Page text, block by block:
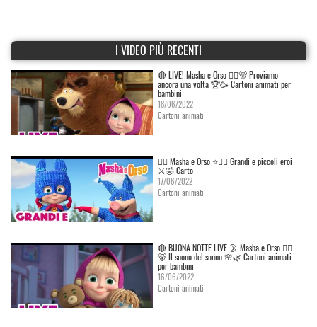
I VIDEO PIÙ RECENTI
🔴 LIVE! Masha e Orso 👱‍♀️🐻 Proviamo
ancora una volta 🏆🥳 Cartoni animati per
bambini
18/06/2022
Cartoni animati
👱‍♀️ Masha e Orso ⭐🦸‍♀️ Grandi e piccoli eroi
⚔️🤣 Carto
17/06/2022
Cartoni animati
🔴 BUONA NOTTE LIVE 🌛 Masha e Orso 👱‍♀️
🐻 Il suono del sonno 🌸🌿 Cartoni animati
per bambini
16/06/2022
Cartoni animati